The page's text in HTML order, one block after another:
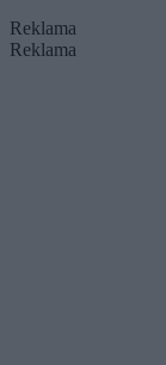
Reklama
Reklama